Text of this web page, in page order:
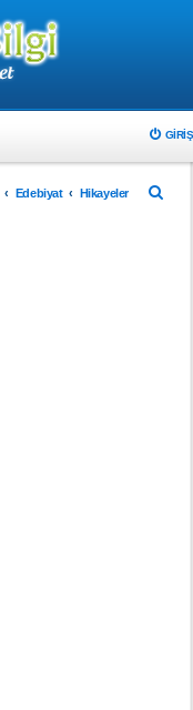
GIRIŞ
Edebiyat Hikayeler